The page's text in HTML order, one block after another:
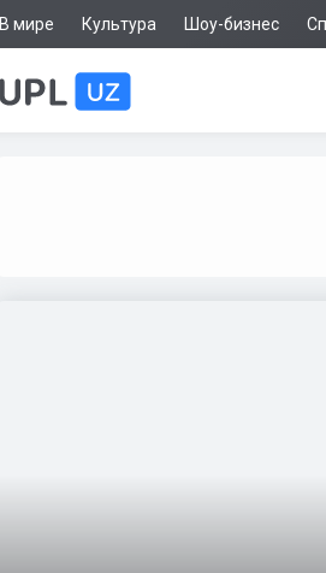
В мире Культура Шоу-бизнес